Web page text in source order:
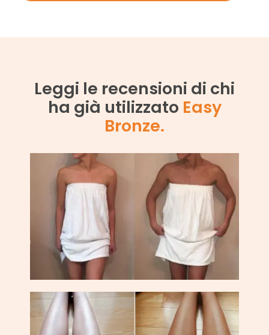
Leggi le recensioni di chi
ha già utilizzato Easy
Bronze.